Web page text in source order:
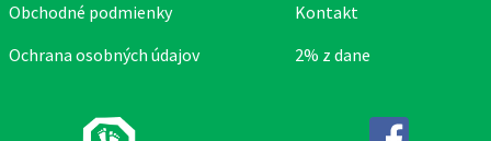
Obchodné podmienky
Ochrana osobných údajov
Kontakt
2% z dane